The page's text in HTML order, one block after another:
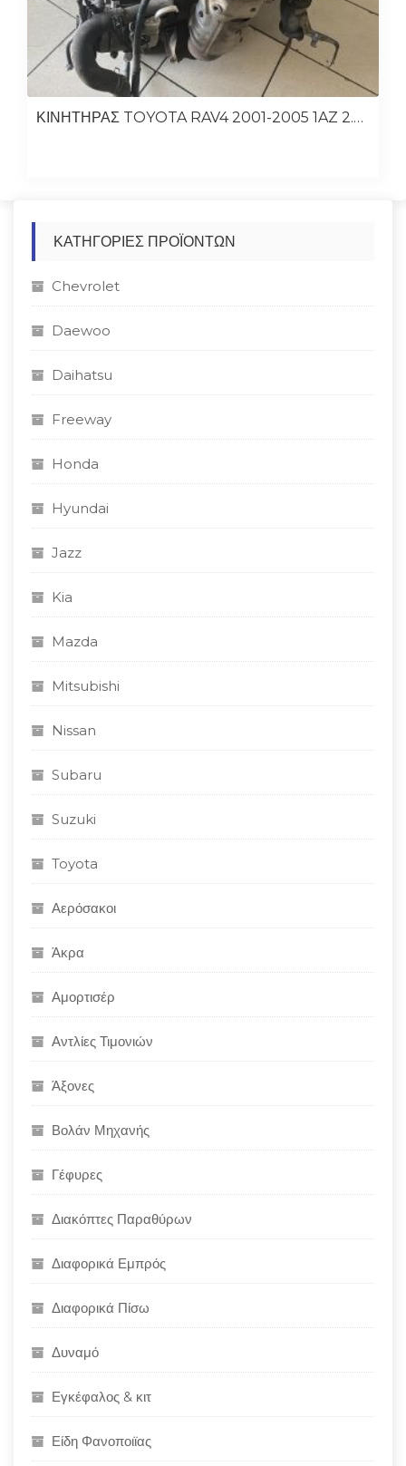
ΚΙΝΗΤΗΡΑΣ TOYOTA RAV4 2001-2005 1AZ 2.0 ΒΕΝΖΙΝΗ
ΚΑΤΗΓΟΡΊΕΣ ΠΡΟΪΌΝΤΩΝ
Chevrolet
Daewoo
Daihatsu
Freeway
Honda
Hyundai
Jazz
Kia
Mazda
Mitsubishi
Nissan
Subaru
Suzuki
Toyota
Αερόσακοι
Άκρα
Αμορτισέρ
Αντλίες Τιμονιών
Άξονες
Βολάν Μηχανής
Γέφυρες
Διακόπτες Παραθύρων
Διαφορικά Εμπρός
Διαφορικά Πίσω
Δυναμό
Εγκέφαλος & κιτ
Είδη Φανοποιϊας